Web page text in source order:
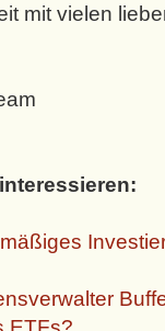
mit vielen